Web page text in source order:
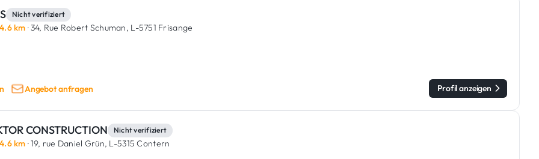
Nicht verifiziert
4.6 km · 34, Rue Robert Schuman, L-5751 Frisange
Angebot anfragen Profil anzeigen
CONSTRUCTION Nicht verifiziert
4.6 km · 19, rue Daniel Grün, L-5315 Contern